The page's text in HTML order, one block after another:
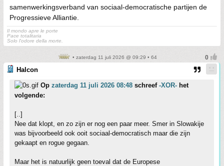
samenwerkingsverband van sociaal-democratische partijen de
Progressieve Alliantie.
Il mondo apre le porte
Pace totalitaria
Solo l'odore della morte.
• zaterdag 11 juli 2026 @ 09:29 • 64
Halcon
Op zaterdag 11 juli 2026 08:48 schreef -XOR- het
volgende:
[..]
Nee dat klopt, en zo zijn er nog een paar meer. Smer in Slowakije
was bijvoorbeeld ook ooit sociaal-democratisch maar die zijn
gekaapt en rogue gegaan.
Maar het is natuurlijk geen toeval dat de Europese